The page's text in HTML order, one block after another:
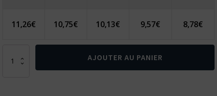
11,26€ 10,75€ 10,13€ 9,57€ 8,78€
AJOUTER AU PANIER